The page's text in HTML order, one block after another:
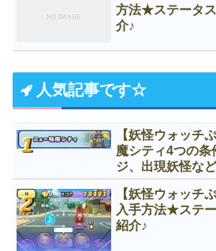
方法★ステータ
介♪
人気記事です☆
【妖怪ウォッチ
魔シティ4つの条
ジ、出現妖怪など
【妖怪ウォッチ
入手方法★ステ
紹介♪